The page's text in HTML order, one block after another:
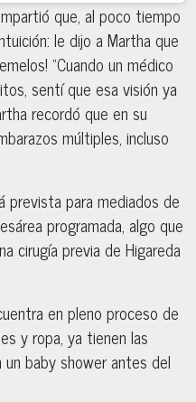
que, al poco tiempo
le dijo a Martha que
“Cuando un médico
sentí que esa visión ya
recordó que en su
múltiples, incluso
para mediados de
programada, algo que
cirugía previa de Higareda
en pleno proceso de
y ropa, ya tienen las
baby shower antes del